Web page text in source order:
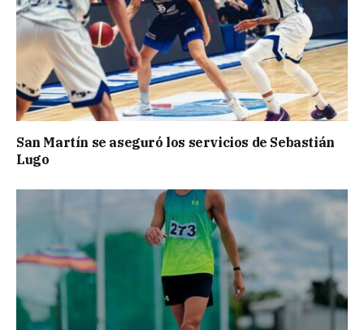
San Martín se aseguró los servicios de Sebastián
Lugo